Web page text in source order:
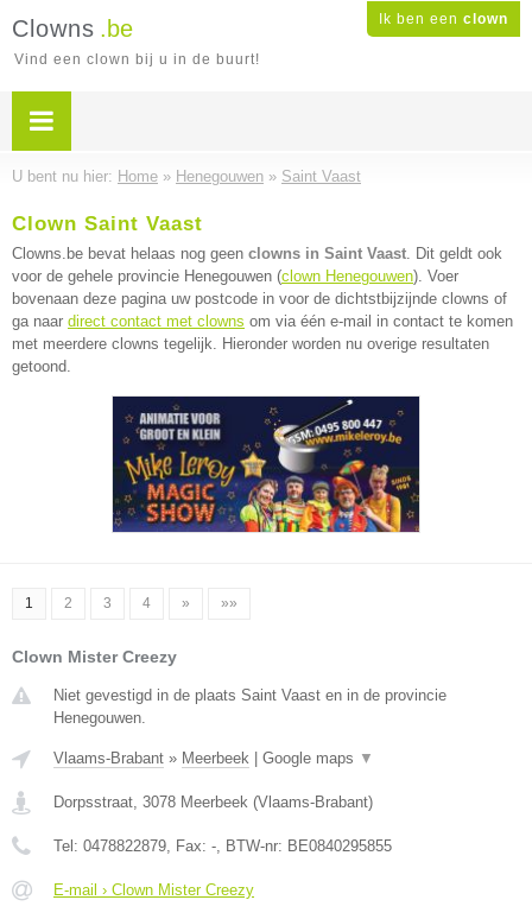
Ik ben een clown
Clowns .be
Vind een clown bij u in de buurt!
U bent nu hier: Home » Henegouwen » Saint Vaast
Clown Saint Vaast
Clowns.be bevat helaas nog geen clowns in Saint Vaast. Dit geldt ook
voor de gehele provincie Henegouwen (clown Henegouwen). Voer
bovenaan deze pagina uw postcode in voor de dichtstbijzijnde clowns of
ga naar direct contact met clowns om via één e-mail in contact te komen
met meerdere clowns tegelijk. Hieronder worden nu overige resultaten
getoond.
1 2 3 4 » »»
Clown Mister Creezy
Niet gevestigd in de plaats Saint Vaast en in de provincie
Henegouwen.
Vlaams-Brabant » Meerbeek Google maps ▼
Dorpsstraat, 3078 Meerbeek (Vlaams-Brabant)
Tel: 0478822879, Fax: -, BTW-nr: BE0840295855
E-mail › Clown Mister Creezy